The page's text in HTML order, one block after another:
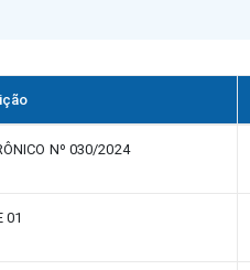
Nº 030/2024
01